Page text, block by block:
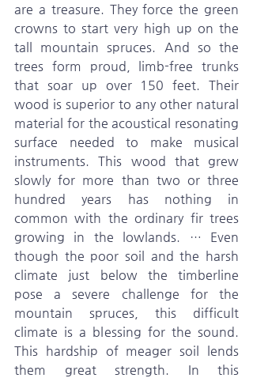
are a treasure. They force the green
crowns to start very high up on the
tall mountain spruces. And so the
trees form proud, limb-free trunks
that soar up over 150 feet. Their
wood is superior to any other natural
material for the acoustical resonating
surface needed to make musical
instruments. This wood that grew
slowly for more than two or three
hundred years has nothing in
common with the ordinary fir trees
growing in the lowlands. … Even
though the poor soil and the harsh
climate just below the timberline
pose a severe challenge for the
mountain spruces, this difficult
climate is a blessing for the sound.
This hardship of meager soil lends
them great strength. In this